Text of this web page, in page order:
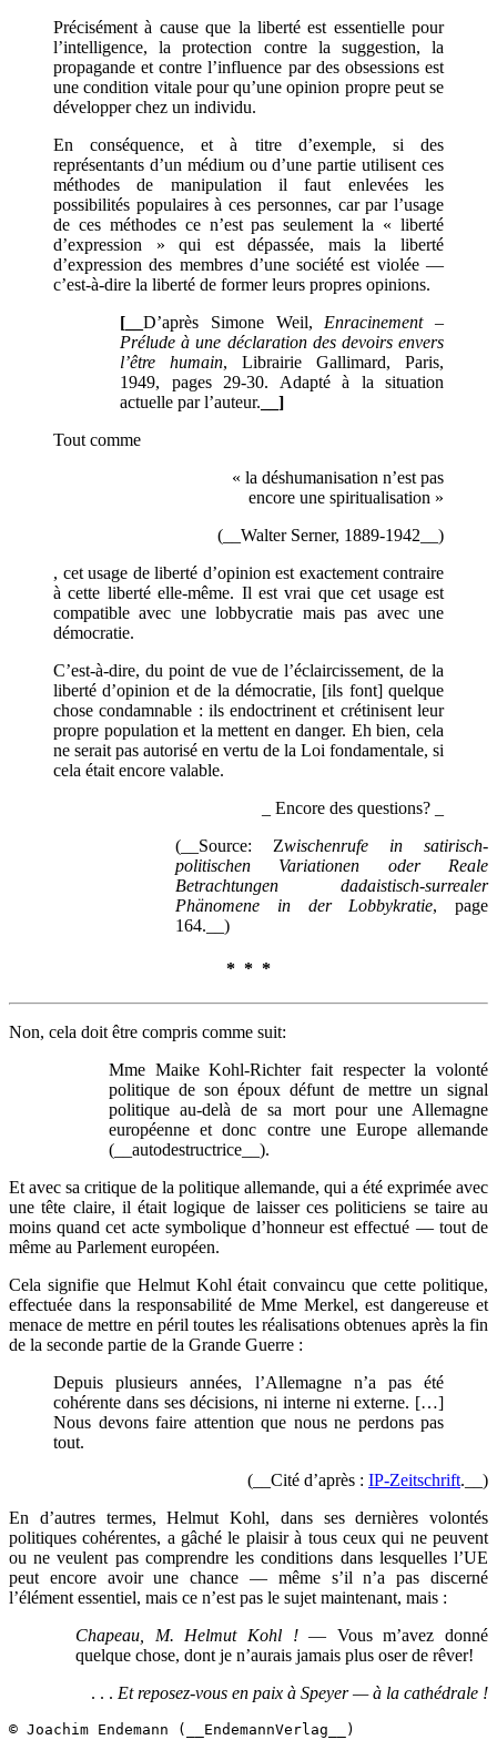
Précisément à cause que la liberté est essentielle pour
l’intelligence, la protection contre la suggestion, la
propagande et contre l’influence par des obsessions est
une condition vitale pour qu’une opinion propre peut se
développer chez un individu.
En conséquence, et à titre d’exemple, si des
représentants d’un médium ou d’une partie utilisent ces
méthodes de manipulation il faut enlevées les
possibilités populaires à ces personnes, car par l’usage
de ces méthodes ce n’est pas seulement la « liberté
d’expression » qui est dépassée, mais la liberté
d’expression des membres d’une société est violée —
c’est-à-dire la liberté de former leurs propres opinions.
[__ D’après Simone Weil, Enracinement –
Prélude à une déclaration des devoirs envers
l’être humain, Librairie Gallimard, Paris,
1949, pages 29-30. Adapté à la situation
actuelle par l’auteur. __]
Tout comme
« la déshumanisation n’est pas
encore une spiritualisation »
(__Walter Serner, 1889-1942__)
, cet usage de liberté d’opinion est exactement contraire
à cette liberté elle-même. Il est vrai que cet usage est
compatible avec une lobbycratie mais pas avec une
démocratie.
C’est-à-dire, du point de vue de l’éclaircissement, de la
liberté d’opinion et de la démocratie, [ils font] quelque
chose condamnable : ils endoctrinent et crétinisent leur
propre population et la mettent en danger. Eh bien, cela
ne serait pas autorisé en vertu de la Loi fondamentale, si
cela était encore valable.
_ Encore des questions? _
(__Source: Zwischenrufe in satirisch-
politischen Variationen oder Reale
Betrachtungen dadaistisch-surrealer
Phänomene in der Lobbykratie, page
164.__)
* * *
Non, cela doit être compris comme suit:
Mme Maike Kohl-Richter fait respecter la volonté
politique de son époux défunt de mettre un signal
politique au-delà de sa mort pour une Allemagne
européenne et donc contre une Europe allemande
(__autodestructrice__).
Et avec sa critique de la politique allemande, qui a été exprimée avec
une tête claire, il était logique de laisser ces politiciens se taire au
moins quand cet acte symbolique d’honneur est effectué — tout de
même au Parlement européen.
Cela signifie que Helmut Kohl était convaincu que cette politique,
effectuée dans la responsabilité de Mme Merkel, est dangereuse et
menace de mettre en péril toutes les réalisations obtenues après la fin
de la seconde partie de la Grande Guerre :
Depuis plusieurs années, l’Allemagne n’a pas été
cohérente dans ses décisions, ni interne ni externe. […]
Nous devons faire attention que nous ne perdons pas
tout.
(__Cité d’après : IP-Zeitschrift.__)
En d’autres termes, Helmut Kohl, dans ses dernières volontés
politiques cohérentes, a gâché le plaisir à tous ceux qui ne peuvent
ou ne veulent pas comprendre les conditions dans lesquelles l’UE
peut encore avoir une chance — même s’il n’a pas discerné
l’élément essentiel, mais ce n’est pas le sujet maintenant, mais :
Chapeau, M. Helmut Kohl !— Vous m’avez donné
quelque chose, dont je n’aurais jamais plus oser de rêver!
. . . Et reposez-vous en paix à Speyer — à la cathédrale !
© Joachim Endemann (__EndemannVerlag__)